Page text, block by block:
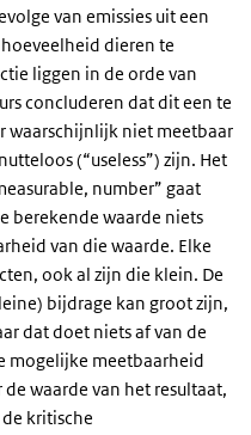
van emissies uit een
dieren te
liggen in de orde van
concluderen dat dit een te
waarschijnlijk niet meetbaar
(“useless”) zijn. Het
number” gaat
berekende waarde niets
van die waarde. Elke
ook al zijn die klein. De
bijdrage kan groot zijn,
dat doet niets af van de
mogelijke meetbaarheid
waarde van het resultaat,
kritische